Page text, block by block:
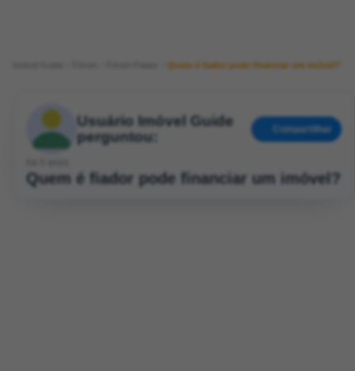
Quem é fiador pode financiar um imóvel?
Usuário Imóvel Guide
perguntou:
Compartilhar
Quem é fiador pode financiar um imóvel?